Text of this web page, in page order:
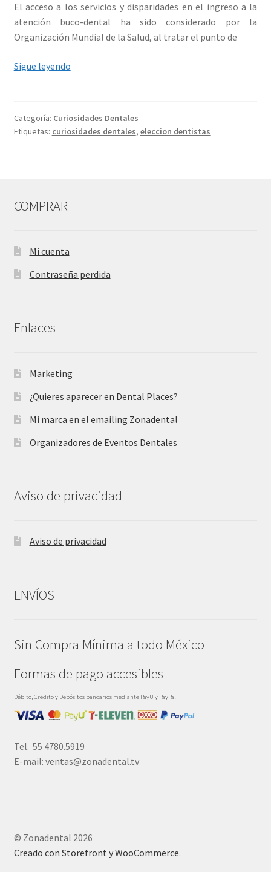
El acceso a los servicios y disparidades en el ingreso a la
atención buco-dental ha sido considerado por la
Organización Mundial de la Salud, al tratar el punto de
Sigue leyendo¿Cómo
a
Categoría: Curiosidades Dentales
Etiquetas: curiosidades dentales, eleccion dentistas
COMPRAR
Mi cuenta
Contraseña perdida
Enlaces
Marketing
¿Quieres aparecer en Dental Places?
Mi marca en el emailing Zonadental
Organizadores de Eventos Dentales
Aviso de privacidad
Aviso de privacidad
ENVÍOS
Sin Compra Mínima a todo México
Formas de pago accesibles
Débito, Crédito y Depósitos bancarios mediante PayU y PayPal
Tel. 55 4780.5919
E-mail: ventas@zonadental.tv
© Zonadental 2026
Creado con Storefront y WooCommerce.